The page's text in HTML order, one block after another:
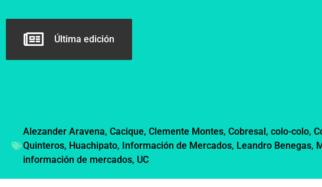
Última edición
Alezander Aravena, Cacique, Clemente Montes, Cobresal, colo-colo,
Quinteros, Huachipato, Información de Mercados, Leandro Benegas,
información de mercados, UC